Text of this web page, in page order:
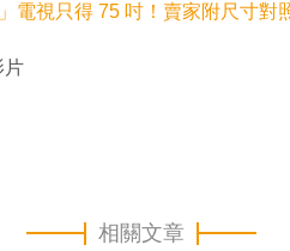
電視只得 75 吋！賣家附尺寸對
片
相關文章